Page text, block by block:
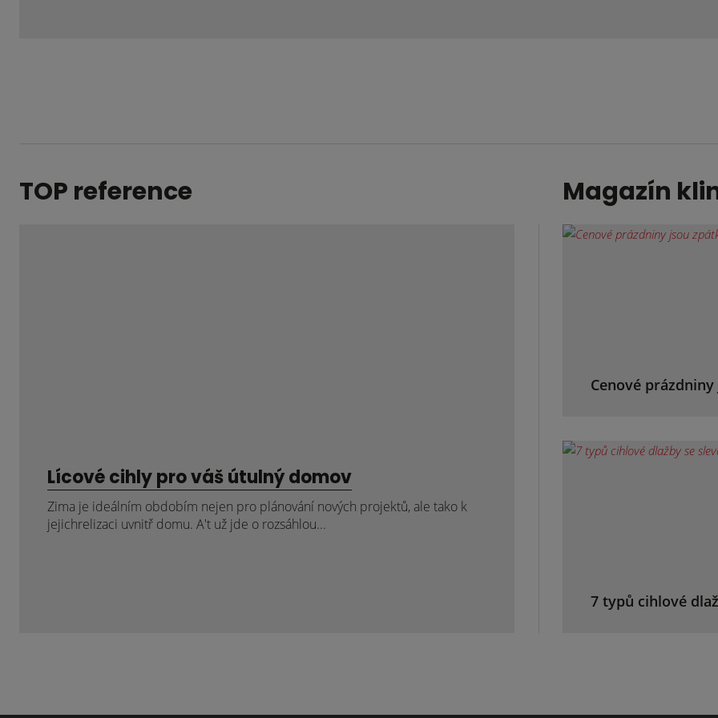
TOP reference
Lícové cihly pro váš útulný domov
Zima je ideálním obdobím nejen pro plánování nových projektů, ale tako k
jejichrelizaci uvnitř domu. A't už jde o rozsáhlou...
Magazín
Cenové
7 typů cihlové